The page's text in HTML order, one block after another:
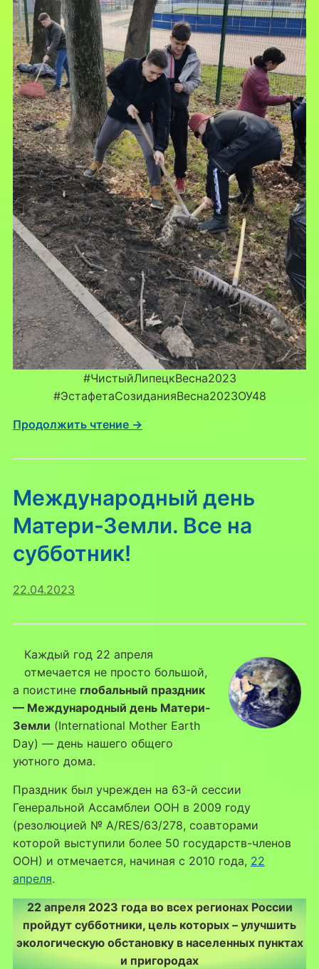
#ЧистыйЛипецкВесна2023
#ЭстафетаСозиданияВесна2023ОУ48
Продолжить чтение →
Международный день
Матери-Земли. Все на
субботник!
22.04.2023
Каждый год 22 апреля
отмечается не просто большой,
а поистине глобальный праздник
— Международный день Матери-
Земли (International Mother Earth
Day) — день нашего общего
уютного дома.
Праздник был учрежден на 63-й сессии
Генеральной Ассамблеи ООН в 2009 году
(резолюцией № A/RES/63/278, соавторами
которой выступили более 50 государств-членов
ООН) и отмечается, начиная с 2010 года, 22
апреля.
22 апреля 2023 года во всех регионах России
пройдут субботники, цель которых – улучшить
экологическую обстановку в населенных пунктах
и пригородах